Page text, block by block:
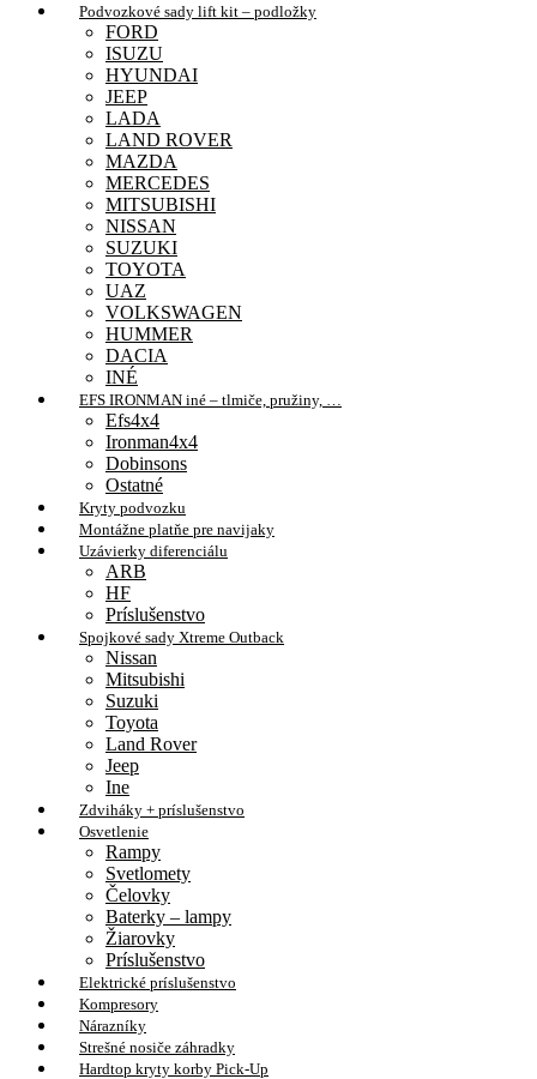
Podvozkové sady lift kit – podložky
FORD
ISUZU
HYUNDAI
JEEP
LADA
LAND ROVER
MAZDA
MERCEDES
MITSUBISHI
NISSAN
SUZUKI
TOYOTA
UAZ
VOLKSWAGEN
HUMMER
DACIA
INÉ
EFS IRONMAN iné – tlmiče, pružiny, …
Efs4x4
Ironman4x4
Dobinsons
Ostatné
Kryty podvozku
Montážne platňe pre navijaky
Uzávierky diferenciálu
ARB
HF
Príslušenstvo
Spojkové sady Xtreme Outback
Nissan
Mitsubishi
Suzuki
Toyota
Land Rover
Jeep
Ine
Zdviháky + príslušenstvo
Osvetlenie
Rampy
Svetlomety
Čelovky
Baterky – lampy
Žiarovky
Príslušenstvo
Elektrické príslušenstvo
Kompresory
Nárazníky
Strešné nosiče záhradky
Hardtop kryty korby Pick-Up